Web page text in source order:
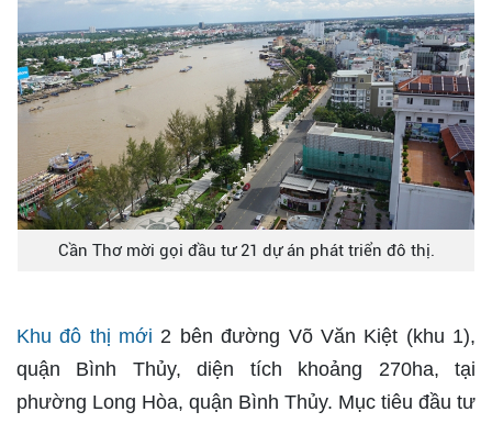
Cần Thơ mời gọi đầu tư 21 dự án phát triển đô thị.
Khu đô thị mới 2 bên đường Võ Văn Kiệt (khu 1),
quận Bình Thủy, diện tích khoảng 270ha, tại
phường Long Hòa, quận Bình Thủy. Mục tiêu đầu tư